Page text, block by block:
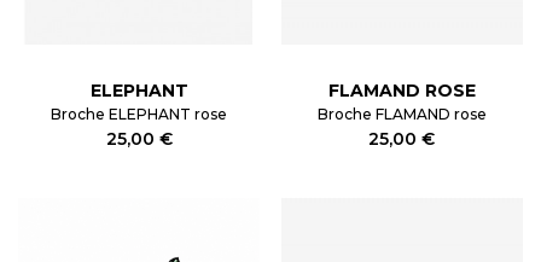
ELEPHANT
Broche ELEPHANT rose
25,00 €
FLAMAND ROSE
Broche FLAMAND rose
25,00 €